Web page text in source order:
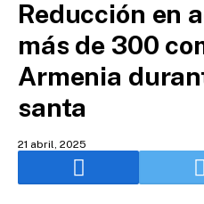
Reducción en
más de 300
Armenia
santa
21 abril, 2025